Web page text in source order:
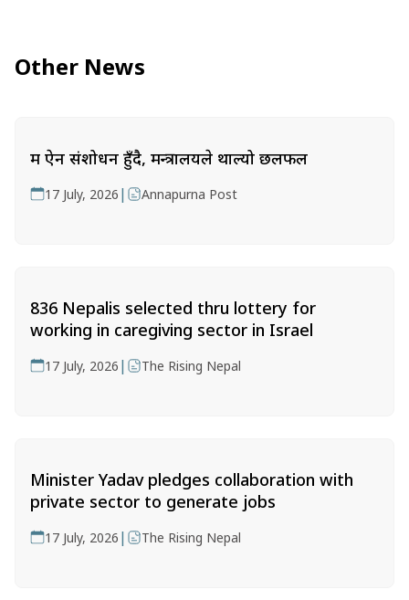
Other News
श्रम ऐन संशोधन हुँदै, मन्त्रालयले थाल्यो छलफल
17 July, 2026 | Annapurna Post
836 Nepalis selected thru lottery for
working in caregiving sector in Israel
17 July, 2026 | The Rising Nepal
Minister Yadav pledges collaboration with
private sector to generate jobs
17 July, 2026 | The Rising Nepal